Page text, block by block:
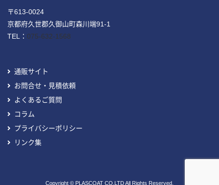
〒613-0024
京都府久世郡久御山町森川端91-1
TEL： 075-632-1568
通販サイト
お問合せ・見積依頼
よくあるご質問
コラム
プライバシーポリシー
リンク集
Copyright © PLASCOAT CO.LTD All Rights Reserved.